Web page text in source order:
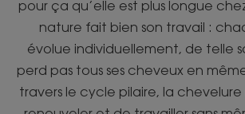
pour ça qu’elle est plus longue
nature fait bien son travail :
évolue individuellement, de telle
perd pas tous ses cheveux en
travers le cycle pilaire, la chevelure